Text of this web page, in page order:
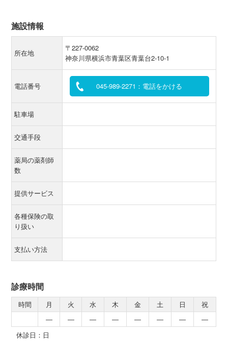
施設情報
所在地
〒227-0062
神奈川県横浜市青葉区青葉台2-10-1
電話番号 045-989-2271：電話をかける
駐車場
交通手段
薬局の薬剤師
数
提供サービス
各種保険の取
り扱い
支払い方法
診療時間
時間 月 火 水 木 金 土 日
祝
―
― ― ― ― ― ―
―
休診日：日